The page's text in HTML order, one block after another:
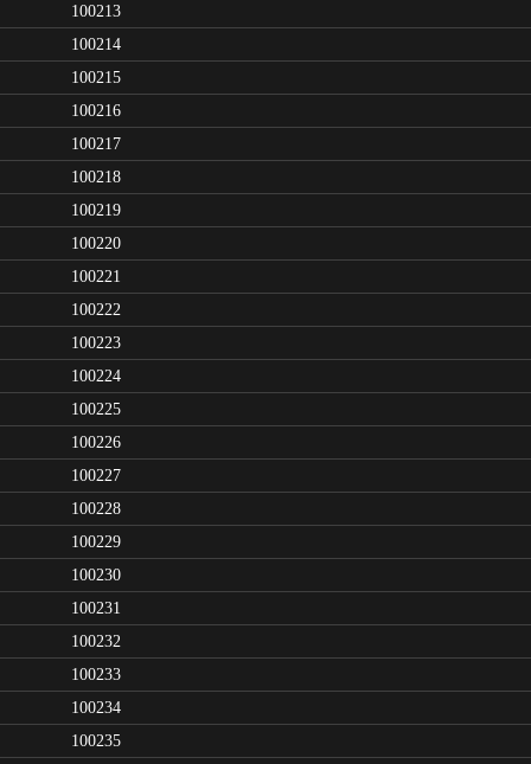
100213
100214
100215
100216
100217
100218
100219
100220
100221
100222
100223
100224
100225
100226
100227
100228
100229
100230
100231
100232
100233
100234
100235